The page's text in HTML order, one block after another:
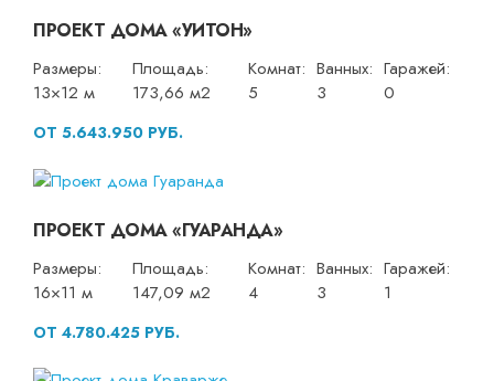
ПРОЕКТ ДОМА «УИТОН»
Размеры:
13×12 м
Площадь:
173,66 м2
Комнат:
5
Ванных:
3
Гаражей:
0
ОТ 5.643.950 РУБ.
ПРОЕКТ ДОМА «ГУАРАНДА»
Размеры:
16×11 м
Площадь:
147,09 м2
Комнат:
4
Ванных:
3
Гаражей:
1
ОТ 4.780.425 РУБ.